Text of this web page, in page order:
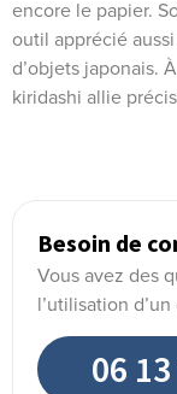
encore le papier.
outil apprécié
d’objets japonais.
kiridashi allie
Besoin de
Vous avez des
l’utilisation
06